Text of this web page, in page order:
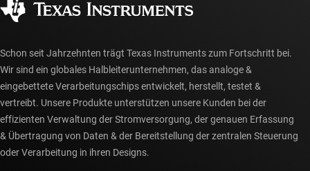
myTI-Konto FAQs
Schon seit Jahrzehnten trägt Texas Instruments zum Fortschritt bei.
Wir sind ein globales Halbleiterunternehmen, das analoge &
eingebettete Verarbeitungschips entwickelt, herstellt, testet &
vertreibt. Unsere Produkte unterstützen unsere Kunden bei der
effizienten Verwaltung der Stromversorgung, der genauen Erfassung
& Übertragung von Daten & der Bereitstellung der zentralen Steuerung
oder Verarbeitung in ihren Designs.